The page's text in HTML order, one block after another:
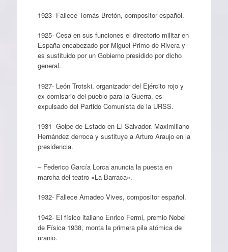
1923- Fallece Tomás Bretón, compositor español.
1925- Cesa en sus funciones el directorio militar en
España encabezado por Miguel Primo de Rivera y
es sustituido por un Gobierno presidido por dicho
general.
1927- León Trotski, organizador del Ejército rojo y
ex comisario del pueblo para la Guerra, es
expulsado del Partido Comunista de la URSS.
1931- Golpe de Estado en El Salvador. Maximiliano
Hernández derroca y sustituye a Arturo Araujo en la
presidencia.
– Federico García Lorca anuncia la puesta en
marcha del teatro «La Barraca».
1932- Fallece Amadeo Vives, compositor español.
1942- El físico italiano Enrico Fermi, premio Nobel
de Física 1938, monta la primera pila atómica de
uranio.